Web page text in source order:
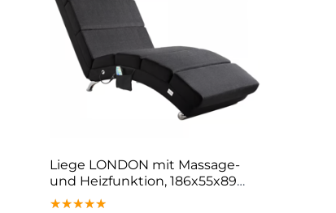
Liege LONDON mit Massage-
und Heizfunktion, 186x55x89
cm, anthrazit
★★★★★
★★★★★
★★★★★